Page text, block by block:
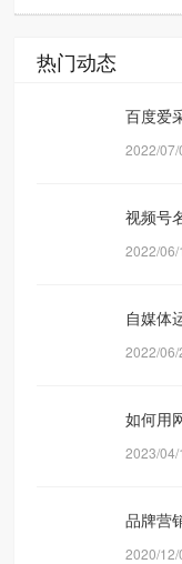
热门动态
2022/07/
2022/06/
2022/06/
如何用
2023/04/
2020/12/